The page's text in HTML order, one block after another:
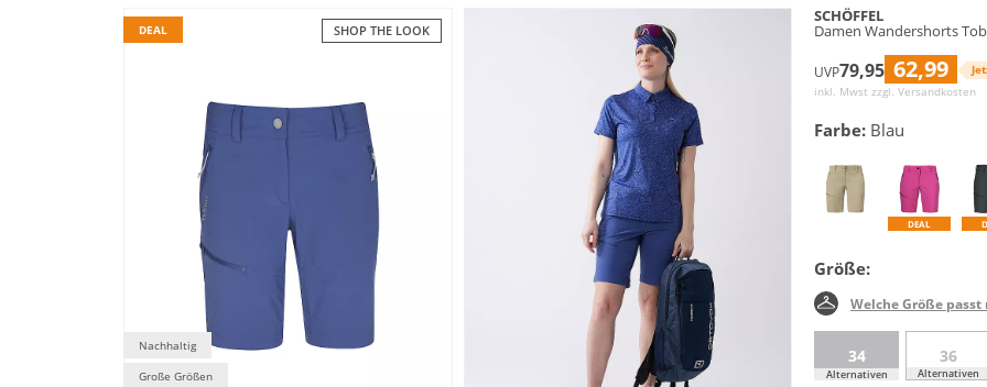
SHOP THE LOOK
DEAL
Nachhaltig
Große Größen
SCHÖFFEL
Damen Wandershorts
UVP79,95 62,99
inkl. Mwst zzgl. Versandkosten
Farbe: Blau
DEAL
Größe:
Welche Größe passt
34
Alternativen
36
Alternativen